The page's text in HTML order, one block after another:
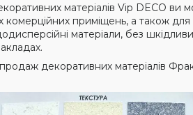
матеріалів Vip DECO
приміщень, а також для
матеріали, без
декоративних матеріалів